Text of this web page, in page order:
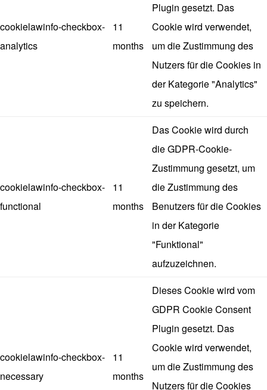
cookielawinfo-checkbox-
analytics
11
months
Plugin gesetzt. Das
Cookie wird verwendet,
um die Zustimmung des
Nutzers für die Cookies in
der Kategorie "Analytics"
zu speichern.
cookielawinfo-checkbox-
functional
11
months
Das Cookie wird durch
die GDPR-Cookie-
Zustimmung gesetzt, um
die Zustimmung des
Benutzers für die Cookies
in der Kategorie
"Funktional"
aufzuzeichnen.
cookielawinfo-checkbox-
necessary
11
months
Dieses Cookie wird vom
GDPR Cookie Consent
Plugin gesetzt. Das
Cookie wird verwendet,
um die Zustimmung des
Nutzers für die Cookies